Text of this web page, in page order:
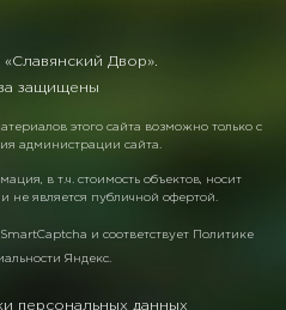
«Славянский Двор».
защищены
этого сайта возможно только с
администрации сайта.
в т.ч. стоимость объектов, носит
не является публичной офертой.
и соответствует Политике
Яндекс.
персональных данных